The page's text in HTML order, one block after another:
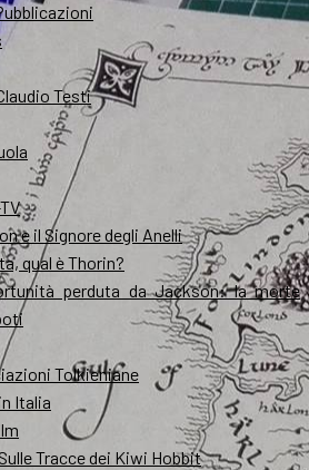
Testi
e il Signore degli Anelli
qual è Thorin?
perduta da Jackson: la morte
Tolkieniane
Italia
Sulle Tracce dei Kiwi Hobbit